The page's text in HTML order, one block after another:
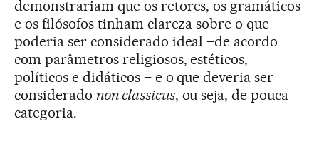
demonstrariam que os retores, os gramáticos
e os filósofos tinham clareza sobre o que
poderia ser considerado ideal –de acordo
com parâmetros religiosos, estéticos,
políticos e didáticos – e o que deveria ser
considerado non classicus, ou seja, de pouca
categoria.